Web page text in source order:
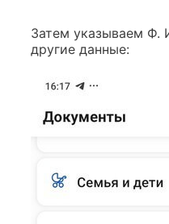
Затем указываем Ф.
другие данные: